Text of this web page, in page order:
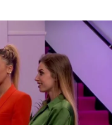
de